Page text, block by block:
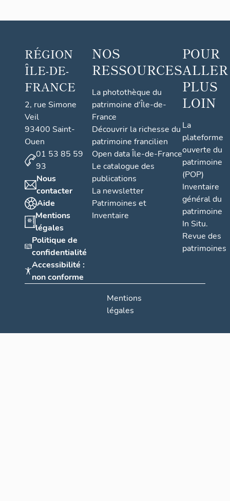
RÉGION
ÎLE-DE-
FRANCE
2, rue Simone
Veil
93400 Saint-
Ouen
01 53 85 59
93
Nous
contacter
Aide
Mentions
légales
Politique de
confidentialité
Accessibilité :
non conforme
NOS
RESSOURCES
La photothèque du
patrimoine d'Île-de-
France
Découvrir la richesse du
patrimoine francilien
Open data Île-de-France
Le catalogue des
publications
La newsletter
Patrimoines et
Inventaire
POUR
ALLER
PLUS
LOIN
La
plateforme
ouverte du
patrimoine
(POP)
Inventaire
général du
patrimoine
In Situ.
Revue des
patrimoines
Mentions
légales